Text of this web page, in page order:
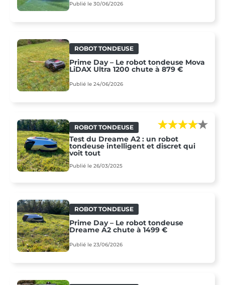
Publié le 30/06/2026
ROBOT TONDEUSE
Prime Day – Le robot tondeuse Mova
LiDAX Ultra 1200 chute à 879 €
Publié le 24/06/2026
ROBOT TONDEUSE
Test du Dreame A2 : un robot
tondeuse intelligent et discret qui
voit tout
Publié le 26/03/2025
ROBOT TONDEUSE
Prime Day – Le robot tondeuse
Dreame A2 chute à 1499 €
Publié le 23/06/2026